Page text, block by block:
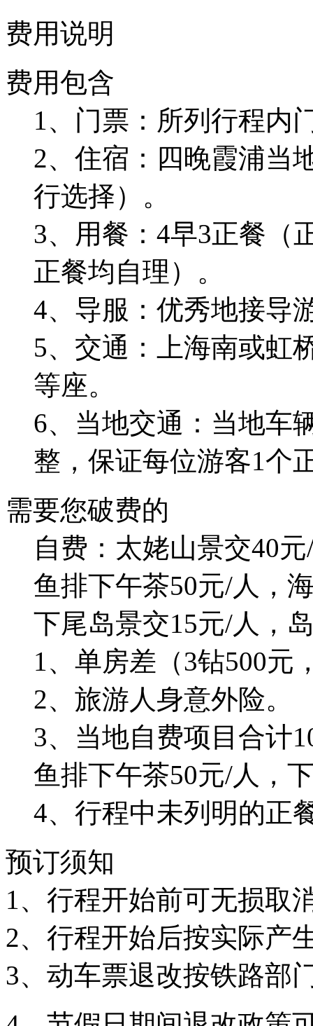
费用说明
费用包含
1、门票：所列行程内
2、住宿：四晚霞浦当
行选择）。
3、用餐：4早3正餐（
正餐均自理）。
4、导服：优秀地接导
5、交通：上海南或虹
等座。
6、当地交通：当地车
整，保证每位游客1个
需要您破费的
自费：太姥山景交40
鱼排下午茶50元/人，
下尾岛景交15元/人，
1、单房差（3钻500元
2、旅游人身意外险。
3、当地自费项目合计
鱼排下午茶50元/人，
4、行程中未列明的正
预订须知
1、行程开始前可无损取
2、行程开始后按实际产
3、动车票退改按铁路部